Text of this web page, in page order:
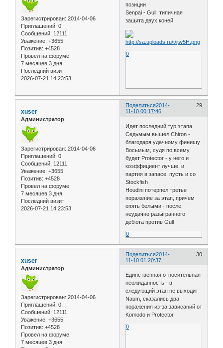
Зарегистрирован: 2014-04-06
Приглашений: 0
Сообщений: 12111
Уважение: +3655
Позитив: +4528
Провел на форуме:
7 месяцев 3 дня
Последний визит:
2026-07-21 14:23:53
позиции
Senpai - Gull, типичная
защита двух коней
0
Поделиться 29
2014-
11-10 00:17:46
xuser
Администратор
Зарегистрирован: 2014-04-06
Приглашений: 0
Сообщений: 12111
Уважение: +3655
Позитив: +4528
Провел на форуме:
7 месяцев 3 дня
Последний визит:
2026-07-21 14:23:53
Идет последний тур этапа
Седьмым вышел Chiron -
благодаря удачному финишу
Восьмым, судя по всему,
будет Protector - у него и
коэффициент лучше, и
партия в запасе, пусть и со
Stockfish
Houdini потерпел третье
поражение за этап, причем
опять белыми - после
неудачно разыгранного
дебюта против Gull
0
Поделиться 30
2014-
11-10 01:20:37
xuser
Администратор
Зарегистрирован: 2014-04-06
Приглашений: 0
Сообщений: 12111
Уважение: +3655
Позитив: +4528
Провел на форуме:
7 месяцев 3 дня
Единственная относительная
неожиданность - в
следующий этап не выходит
Naum, сказались два
поражения из-за зависаний от
Komodo и Protector
0